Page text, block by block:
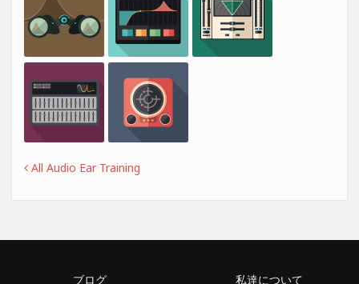
All Audio Ear Training
ブログ 私達について